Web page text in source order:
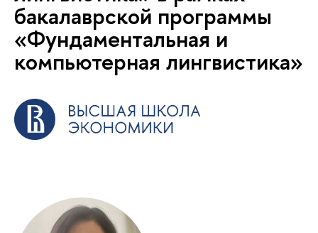
бакалаврской программы
«Фундаментальная и
компьютерная лингвистика»